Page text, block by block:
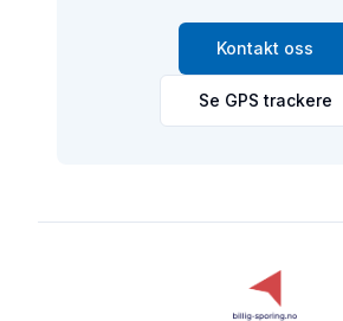
Kontakt oss
Se GPS trackere